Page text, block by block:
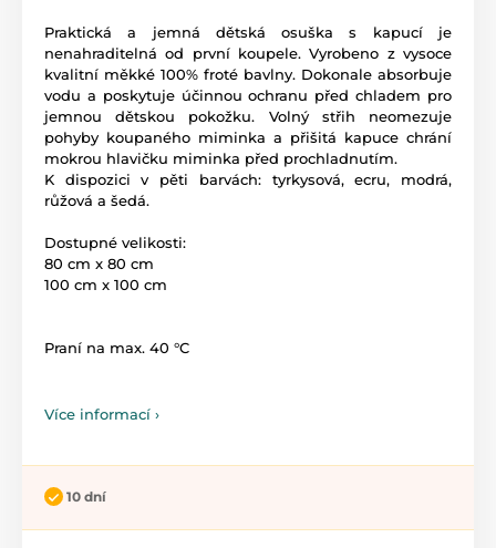
Praktická a jemná dětská osuška s kapucí je
nenahraditelná od první koupele. Vyrobeno z vysoce
kvalitní měkké 100% froté bavlny. Dokonale absorbuje
vodu a poskytuje účinnou ochranu před chladem pro
jemnou dětskou pokožku. Volný střih neomezuje
pohyby koupaného miminka a přišitá kapuce chrání
mokrou hlavičku miminka před prochladnutím.
K dispozici v pěti barvách: tyrkysová, ecru, modrá,
růžová a šedá.
Dostupné velikosti:
80 cm x 80 cm
100 cm x 100 cm
Praní na max. 40 °C
Více informací ›
10 dní